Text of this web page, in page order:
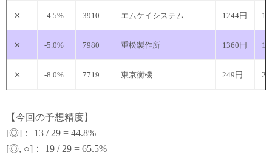
✕ -4.5% 3910 エムケイシステム 1244円
✕ -5.0% 7980 重松製作所 1360円
✕ -8.0% 7719 東京衡機 249円
【今回の予想精度】
[◎]： 13 / 29 = 44.8%
[◎, ○]： 19 / 29 = 65.5%